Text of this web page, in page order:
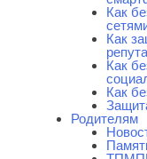
Как
Как
Как
Как
Родителям